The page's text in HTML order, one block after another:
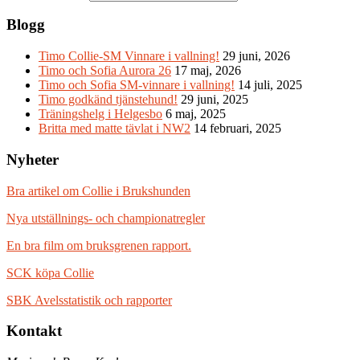
Blogg
Timo Collie-SM Vinnare i vallning! 29 juni, 2026
Timo och Sofia Aurora 26 17 maj, 2026
Timo och Sofia SM-vinnare i vallning! 14 juli, 2025
Timo godkänd tjänstehund! 29 juni, 2025
Träningshelg i Helgesbo 6 maj, 2025
Britta med matte tävlat i NW2 14 februari, 2025
Nyheter
Bra artikel om Collie i Brukshunden
Nya utställnings- och championatregler
En bra film om bruksgrenen rapport.
SCK köpa Collie
SBK Avelsstatistik och rapporter
Kontakt